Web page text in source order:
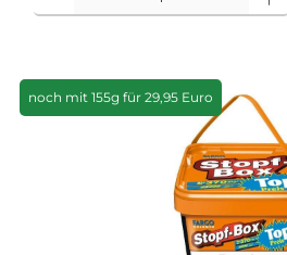
noch mit 155g für 29,95 Euro